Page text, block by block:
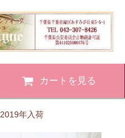
カートを見る
2019年入荷